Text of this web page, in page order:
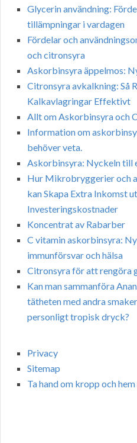
Glycerin användning:
tillämpningar i vardagen
Fördelar och
och citronsyra
Askorbinsyra äppelmos:
Citronsyra avkalkning: Så
Kalkavlagringar Effektivt
Allt om Askorbinsyra och
Information om
behöver veta.
Askorbinsyra: Nyckeln till
Hur Mikrobryggerier och
kan Skapa Extra Inkomst
Investeringskostnader
Koncentrat av Rabarber
C vitamin askorbinsyra:
immunförsvar och hälsa
Citronsyra för att rengöra
Kan man sammanföra
tätheten med andra
personligt tropisk dryck?
Privacy
Sitemap
Ta hand om kropp och